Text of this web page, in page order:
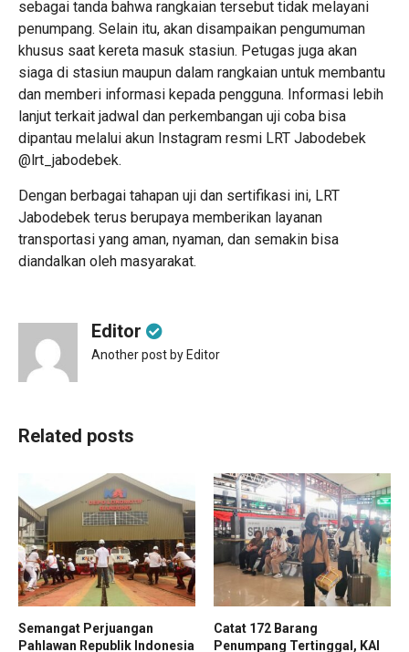
sebagai tanda bahwa rangkaian tersebut tidak melayani
penumpang. Selain itu, akan disampaikan pengumuman
khusus saat kereta masuk stasiun. Petugas juga akan
siaga di stasiun maupun dalam rangkaian untuk membantu
dan memberi informasi kepada pengguna. Informasi lebih
lanjut terkait jadwal dan perkembangan uji coba bisa
dipantau melalui akun Instagram resmi LRT Jabodebek
@lrt_jabodebek.
Dengan berbagai tahapan uji dan sertifikasi ini, LRT
Jabodebek terus berupaya memberikan layanan
transportasi yang aman, nyaman, dan semakin bisa
diandalkan oleh masyarakat.
Editor
Another post by Editor
Related posts
Semangat Perjuangan
Pahlawan Republik Indonesia
Catat 172 Barang
Penumpang Tertinggal, KAI